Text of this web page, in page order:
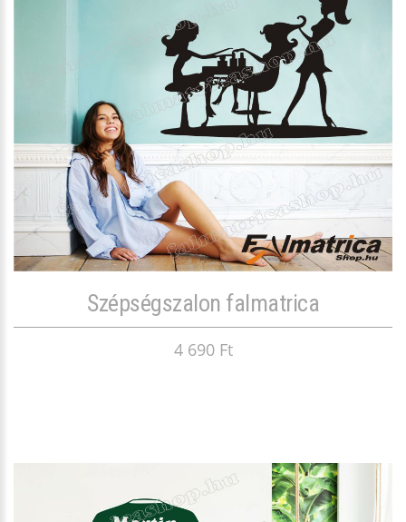
Szépségszalon falmatrica
4 690 Ft